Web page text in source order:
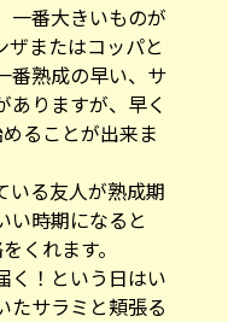
一番大きいものが
ザまたはコッパと
番熟成の早い、サ
ありますが、早く
ることが出来ま
いる友人が熟成期
い時期になると
くれます。
く！という日はい
たサラミと頬張る